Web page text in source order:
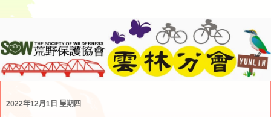
2022年12月1日 星期四